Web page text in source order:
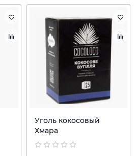
Уголь кокосовый
Хмара